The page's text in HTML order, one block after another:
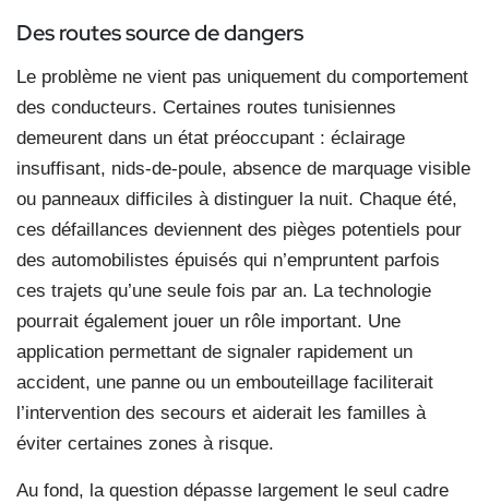
Des routes source de dangers
Le problème ne vient pas uniquement du comportement
des conducteurs. Certaines routes tunisiennes
demeurent dans un état préoccupant : éclairage
insuffisant, nids-de-poule, absence de marquage visible
ou panneaux difficiles à distinguer la nuit. Chaque été,
ces défaillances deviennent des pièges potentiels pour
des automobilistes épuisés qui n’empruntent parfois
ces trajets qu’une seule fois par an. La technologie
pourrait également jouer un rôle important. Une
application permettant de signaler rapidement un
accident, une panne ou un embouteillage faciliterait
l’intervention des secours et aiderait les familles à
éviter certaines zones à risque.
Au fond, la question dépasse largement le seul cadre